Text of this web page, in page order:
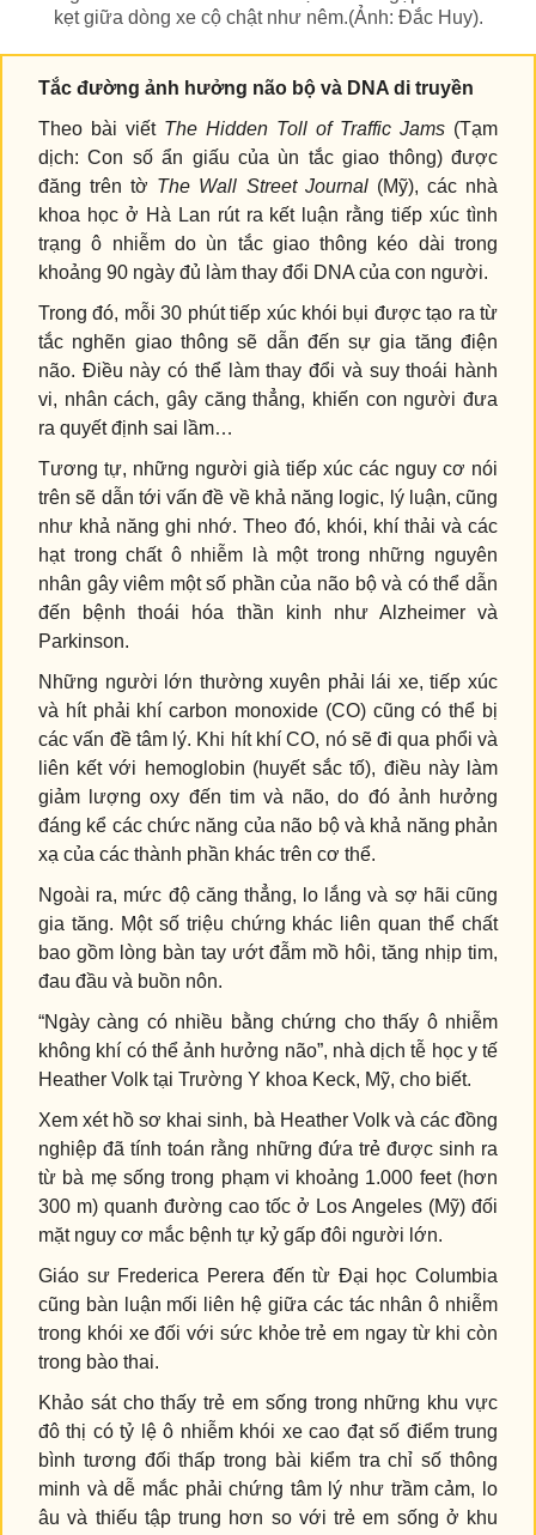
kẹt giữa dòng xe cộ chật như nêm.(Ảnh: Đắc Huy).
Tắc đường ảnh hưởng não bộ và DNA di truyền
Theo bài viết The Hidden Toll of Traffic Jams (Tạm
dịch: Con số ẩn giấu của ùn tắc giao thông) được
đăng trên tờ The Wall Street Journal(Mỹ), các nhà
khoa học ở Hà Lan rút ra kết luận rằng tiếp xúc tình
trạng ô nhiễm do ùn tắc giao thông kéo dài trong
khoảng 90 ngày đủ làm thay đổi DNA của con người.
Trong đó, mỗi 30 phút tiếp xúc khói bụi được tạo ra từ
tắc nghẽn giao thông sẽ dẫn đến sự gia tăng điện
não. Điều này có thể làm thay đổi và suy thoái hành
vi, nhân cách, gây căng thẳng, khiến con người đưa
ra quyết định sai lầm…
Tương tự, những người già tiếp xúc các nguy cơ nói
trên sẽ dẫn tới vấn đề về khả năng logic, lý luận, cũng
như khả năng ghi nhớ. Theo đó, khói, khí thải và các
hạt trong chất ô nhiễm là một trong những nguyên
nhân gây viêm một số phần của não bộ và có thể dẫn
đến bệnh thoái hóa thần kinh như Alzheimer và
Parkinson.
Những người lớn thường xuyên phải lái xe, tiếp xúc
và hít phải khí carbon monoxide (CO) cũng có thể bị
các vấn đề tâm lý. Khi hít khí CO, nó sẽ đi qua phổi và
liên kết với hemoglobin (huyết sắc tố), điều này làm
giảm lượng oxy đến tim và não, do đó ảnh hưởng
đáng kể các chức năng của não bộ và khả năng phản
xạ của các thành phần khác trên cơ thể.
Ngoài ra, mức độ căng thẳng, lo lắng và sợ hãi cũng
gia tăng. Một số triệu chứng khác liên quan thể chất
bao gồm lòng bàn tay ướt đẫm mồ hôi, tăng nhịp tim,
đau đầu và buồn nôn.
“Ngày càng có nhiều bằng chứng cho thấy ô nhiễm
không khí có thể ảnh hưởng não”, nhà dịch tễ học y tế
Heather Volk tại Trường Y khoa Keck, Mỹ, cho biết.
Xem xét hồ sơ khai sinh, bà Heather Volk và các đồng
nghiệp đã tính toán rằng những đứa trẻ được sinh ra
từ bà mẹ sống trong phạm vi khoảng 1.000 feet (hơn
300 m) quanh đường cao tốc ở Los Angeles (Mỹ) đối
mặt nguy cơ mắc bệnh tự kỷ gấp đôi người lớn.
Giáo sư Frederica Perera đến từ Đại học Columbia
cũng bàn luận mối liên hệ giữa các tác nhân ô nhiễm
trong khói xe đối với sức khỏe trẻ em ngay từ khi còn
trong bào thai.
Khảo sát cho thấy trẻ em sống trong những khu vực
đô thị có tỷ lệ ô nhiễm khói xe cao đạt số điểm trung
bình tương đối thấp trong bài kiểm tra chỉ số thông
minh và dễ mắc phải chứng tâm lý như trầm cảm, lo
âu và thiếu tập trung hơn so với trẻ em sống ở khu